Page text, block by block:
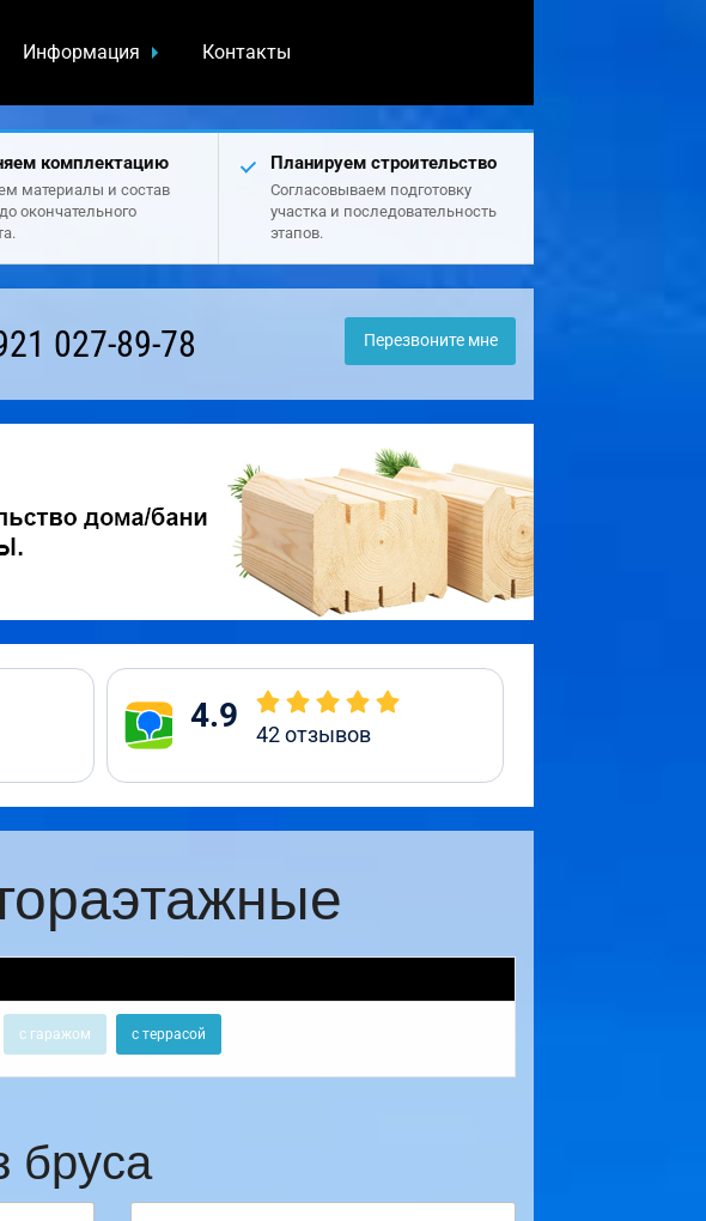
Информация Контакты
комплектацию
материалы и состав
окончательного
Планируем строительство
Согласовываем подготовку
участка и последовательность
этапов.
027-89-78 Перезвоните мне
4.9 42отзывов
с гаражом с террасой
бруса